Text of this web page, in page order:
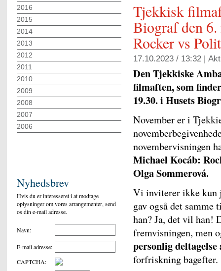
Tjekkisk
Biograf den
Rocker vs
17.10.2023 / 13:32 |
Den Tjekkiske
filmaften, som
19.30. i Husets
November er i
novembervisningen
Michael Kocáb:
Olga Sommerová.
Vi inviterer ikke kun
gav også det
han? Ja, det vil han!
fremvisningen, men
personlig
forfriskning bagefter.
2016
2015
2014
2013
2012
2011
2010
2009
2008
2007
2006
Nyhedsbrev
Hvis du er interesseret i at modtage
oplysninger om vores arrangementer, send
os din e-mail adresse.
Navn:
E-mail adresse:
CAPTCHA: